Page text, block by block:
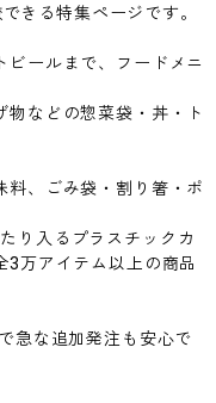
きる特集ページです。
ールまで、フードメニ
物などの惣菜袋・丼・ト
料、ごみ袋・割り箸・ポ
り入るプラスチックカ
3万アイテム以上の商品
急な追加発注も安心で